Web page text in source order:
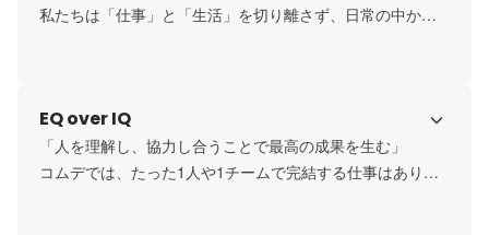
私たちは「仕事」と「生活」を切り離さず、日常の中から
値を創る源にしています。
EQ over IQ
「人を理解し、協力し合うことで最高の成果を生む」
コムデでは、たった1人や1チームで完結する仕事はありま